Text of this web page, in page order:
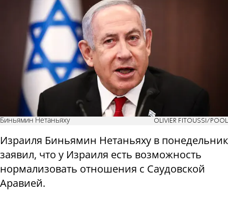
Биньямин Нетаньяху OLIVIER FITOUSSI/POOL
Израиля Биньямин Нетаньяху в понедельник
заявил, что у Израиля есть возможность
нормализовать отношения с Саудовской
Аравией.